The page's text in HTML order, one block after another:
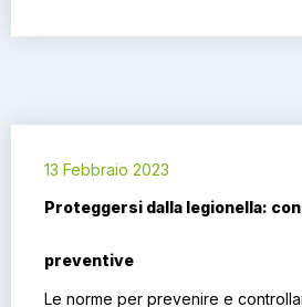
13 Febbraio 2023
Proteggersi dalla legionella:
preventive
Le norme per prevenire e